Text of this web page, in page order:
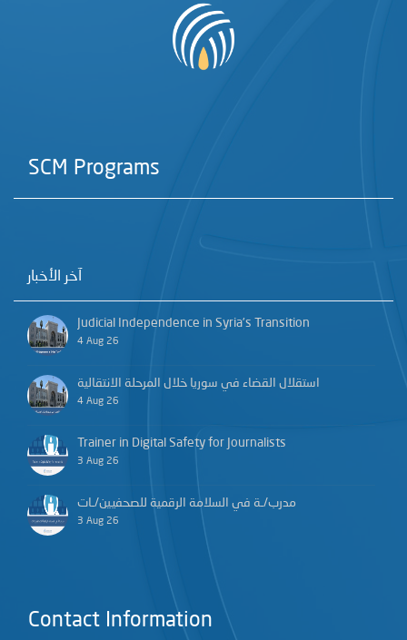
SCM Programs
آخر الأخبار
Judicial Independence in Syria’s Transition
4 Aug 26
استقلال القضاء في سوريا خلال المرحلة الانتقالية
4 Aug 26
Trainer in Digital Safety for Journalists
3 Aug 26
مدرب/ـة في السلامة الرقمية للصحفيين/ـات
3 Aug 26
Contact Information